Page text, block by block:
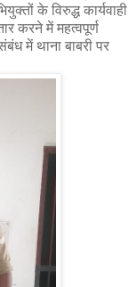
के विरुद्ध कार्यवाही
करने में महत्वपूर्ण
में थाना बाबरी पर